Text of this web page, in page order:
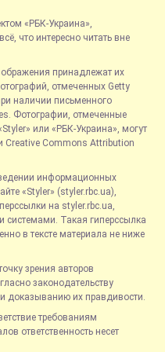
«РБК-Украина»,
что интересно читать вне
принадлежат их
отмеченных Getty
наличии письменного
Фотографии, отмеченные
или «РБК-Украина», могут
Creative Commons Attribution
информационных
«Styler» (styler.rbc.ua),
на styler.rbc.ua,
системами. Такая гиперссылка
в тексте материала не ниже
зрения авторов
законодательству
доказыванию их правдивости.
требованиям
ответственность несет